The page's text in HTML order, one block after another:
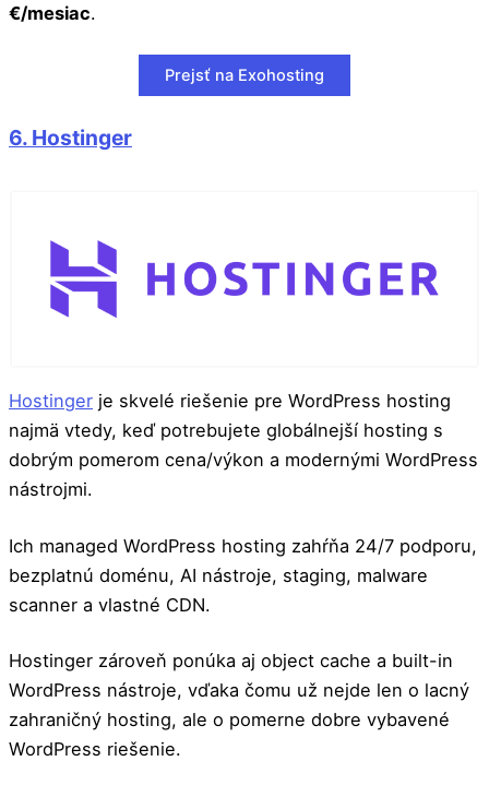
€/mesiac.
Prejsť na Exohosting
6. Hostinger
Hostinger je skvelé riešenie pre WordPress hosting
najmä vtedy, keď potrebujete globálnejší hosting s
dobrým pomerom cena/výkon a modernými WordPress
nástrojmi.
Ich managed WordPress hosting zahŕňa 24/7 podporu,
bezplatnú doménu, AI nástroje, staging, malware
scanner a vlastné CDN.
Hostinger zároveň ponúka aj object cache a built-in
WordPress nástroje, vďaka čomu už nejde len o lacný
zahraničný hosting, ale o pomerne dobre vybavené
WordPress riešenie.